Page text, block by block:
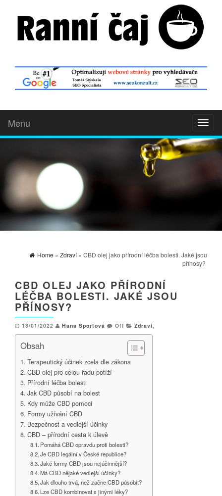
Menu
Home » Zdraví» CBD olej jako přírodní léčba bolesti. Jaké jsou
přínosy?
CBD OLEJ JAKO PŘÍRODNÍ
LÉČBA BOLESTI. JAKÉ JSOU
PŘÍNOSY?
18/01/2022 Hana Sportová Off Zdraví,
Obsah
Terapeutický účinek zcela dle zákona
CBD olej pro celou řadu potíží
Přírodní léčba bolesti
Jak CBD působí na bolest
Kdy může CBD pomoci
Formy užívání CBD
Bezpečnost a vedlejší účinky
CBD – přírodní cesta k úlevě
Pomáhá CBD opravdu proti bolesti?
Je CBD legální v České republice?
Jaké formy CBD jsou nejúčinnější?
Má CBD nějaké vedlejší účinky?
Jak dlouho trvá, než začne CBD působit?
Lze CBD kombinovat s jinými léky?